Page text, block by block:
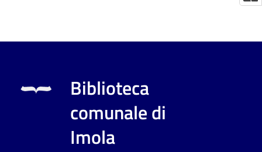
Biblioteca
comunale di
Imola